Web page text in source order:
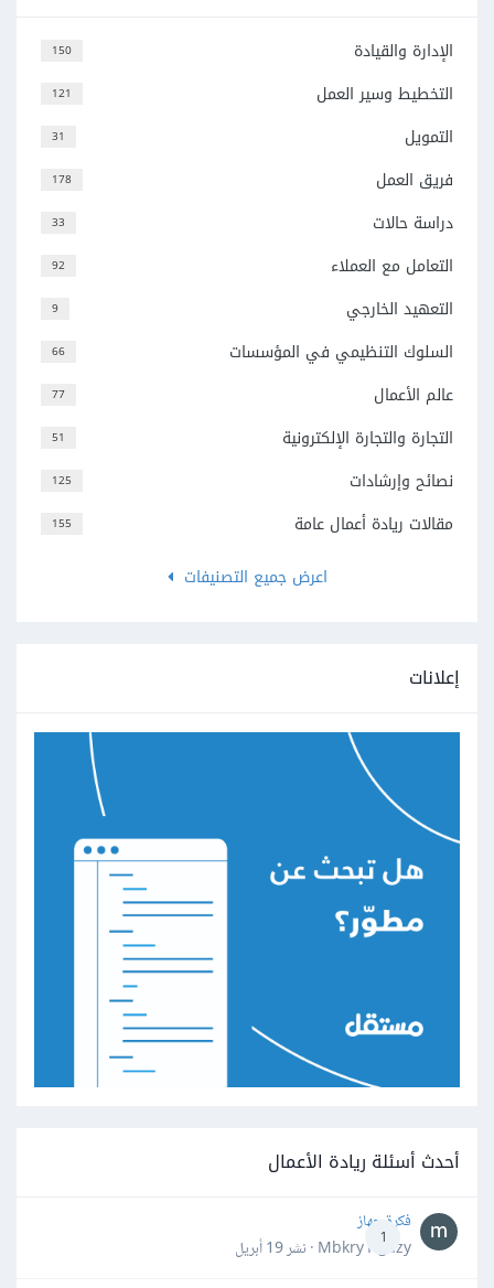
150 الإدارة والقيادة
121 التخطيط وسير العمل
31 التمويل
178 فريق العمل
33 دراسة حالات
92 التعامل مع العملاء
9 التعهيد الخارجي
66 السلوك التنظيمي في المؤسسات
77 عالم الأعمال
51 التجارة والتجارة الإلكترونية
125 نصائح وإرشادات
155
مقالات ريادة أعمال عامة
اعرض جميع التصنيفات
إعلانات
أحدث أسئلة ريادة الأعمال
1
فكرة جهاز
Mbkry Hgazy · نشر
19 أبريل